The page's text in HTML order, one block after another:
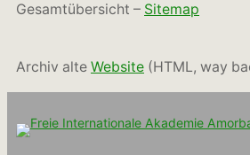
Gesamtübersicht – Sitemap
Archiv alte Website (HTML, way